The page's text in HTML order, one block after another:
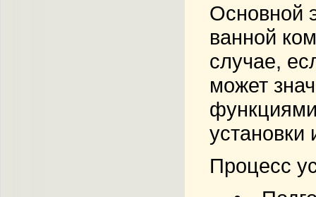
Основной
ванной
случае,
может
установки
Процесс